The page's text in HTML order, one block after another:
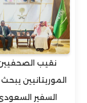
نقيب
الموريتانيين
السفير